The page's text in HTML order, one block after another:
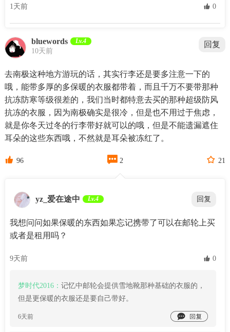
1天前  0
bluewords Lv.4
10天前
回复
去南极这种地方游玩的话，其实行李还是要多注意一下的
哦，能带多厚的多保暖的衣服都带着，而且千万不要带那种
抗冻防寒等级很差的，我们当时都特意去买的那种超级防风
抗冻的衣服，因为南极确实是很冷，但是也不用过于焦虑，
就是你冬天过冬的行李带好就可以的哦，但是不能遗漏遮住
耳朵的这些东西哦，不然就是耳朵被冻红了。
 96  2  21
yz_爱在途中 Lv.4 回复
我想问问如果保暖的东西如果忘记携带了可以在邮轮上买
或者是租用吗？
9天前  0
梦时代2016： 记忆中邮轮会提供雪地靴那种基础的衣服的，
但是更保暖的衣服还是要自己带好。
6天前 